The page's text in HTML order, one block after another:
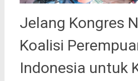
Jelang Kongres
Koalisi
Indonesia untuk